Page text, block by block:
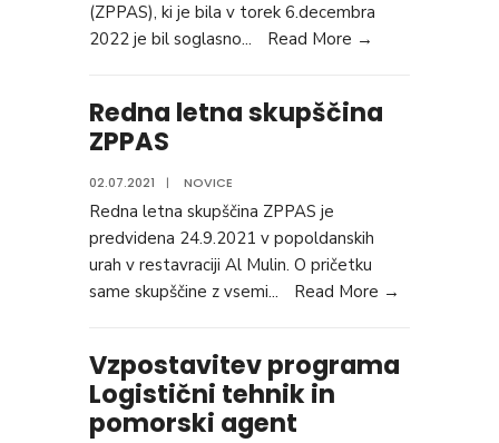
(ZPPAS), ki je bila v torek 6.decembra
2022 je bil soglasno... Read More →
Redna letna skupščina
ZPPAS
02.07.2021 | NOVICE
Redna letna skupščina ZPPAS je
predvidena 24.9.2021 v popoldanskih
urah v restavraciji Al Mulin. O pričetku
same skupščine z vsemi... Read More →
Vzpostavitev programa
Logistični tehnik in
pomorski agent